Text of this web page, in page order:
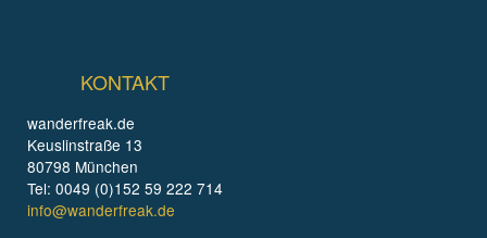
KONTAKT
wanderfreak.de
Keuslinstraße 13
80798 München
Tel: 0049 (0)152 59 222 714
info@wanderfreak.de